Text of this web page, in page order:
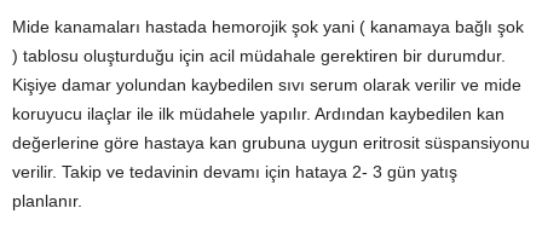
Mide kanamaları hastada hemorojik şok yani ( kanamaya bağlı şok
) tablosu oluşturduğu için acil müdahale gerektiren bir durumdur.
Kişiye damar yolundan kaybedilen sıvı serum olarak verilir ve mide
koruyucu ilaçlar ile ilk müdahele yapılır. Ardından kaybedilen kan
değerlerine göre hastaya kan grubuna uygun eritrosit süspansiyonu
verilir. Takip ve tedavinin devamı için hataya 2- 3 gün yatış
planlanır.